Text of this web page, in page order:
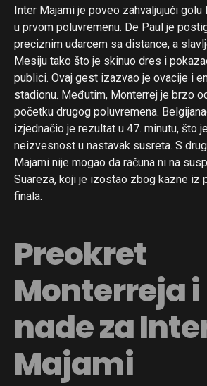
Inter Majami je poveo zahvaljujući golu
u prvom poluvremenu. De Paul je
preciznim udarcem sa distance, a
Mesiju tako što je skinuo dres i
publici. Ovaj gest izazvao je ovacije i
stadionu. Međutim, Monterrej je brzo
početku drugog poluvremena.
izjednačio je rezultat u 47. minutu, što
neizvesnost u nastavak susreta. S
Majami nije mogao da računa ni na
Suareza, koji je izostao zbog kazne iz
finala.
Preokret
Monterreja
nade za
Majami